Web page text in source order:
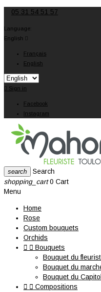
05 31 54 51 57
Language:
English 
Français
English
 Sign in
Facebook
Instagram
search
Search
shopping_cart 0 Cart
Menu
Home
Rose
Custom bouquets
Orchids
  Bouquets
Bouquet du
Bouquet du
Bouquet du
  Compositions